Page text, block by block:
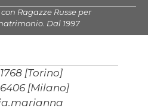
Ragazze Russe per
Dal 1997
[Torino]
[Milano]